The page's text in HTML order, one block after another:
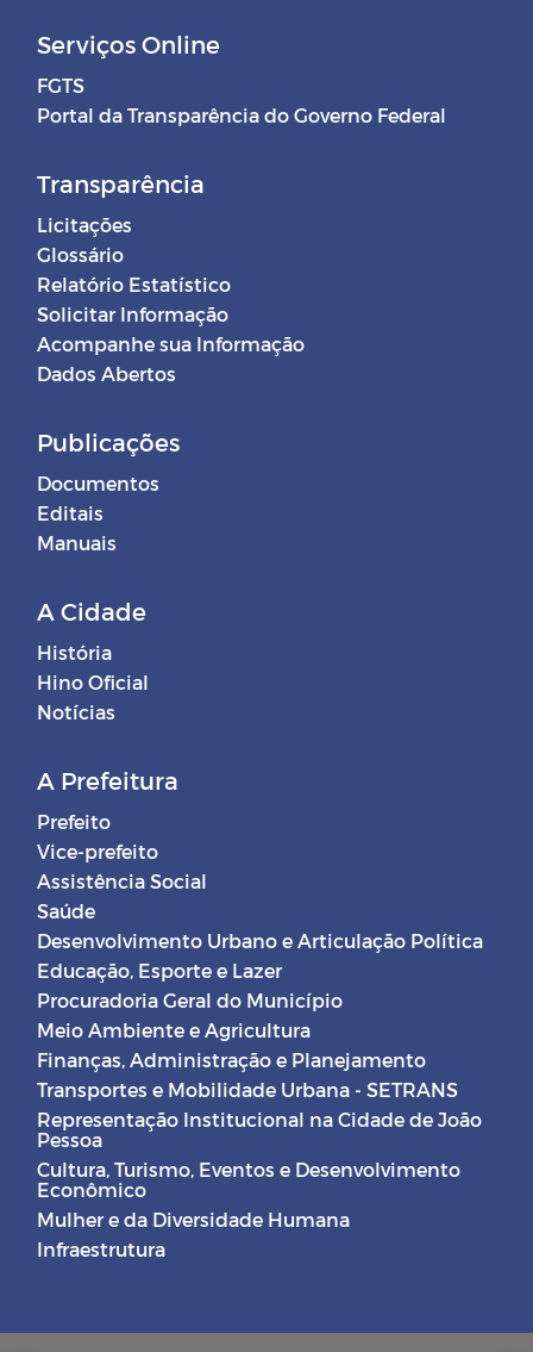
Serviços Online
FGTS
Portal da Transparência do Governo Federal
Transparência
Licitações
Glossário
Relatório Estatístico
Solicitar Informação
Acompanhe sua Informação
Dados Abertos
Publicações
Documentos
Editais
Manuais
A Cidade
História
Hino Oficial
Notícias
A Prefeitura
Prefeito
Vice-prefeito
Assistência Social
Saúde
Desenvolvimento Urbano e Articulação Política
Educação, Esporte e Lazer
Procuradoria Geral do Município
Meio Ambiente e Agricultura
Finanças, Administração e Planejamento
Transportes e Mobilidade Urbana - SETRANS
Representação Institucional na Cidade de João
Pessoa
Cultura, Turismo, Eventos e Desenvolvimento
Econômico
Mulher e da Diversidade Humana
Infraestrutura